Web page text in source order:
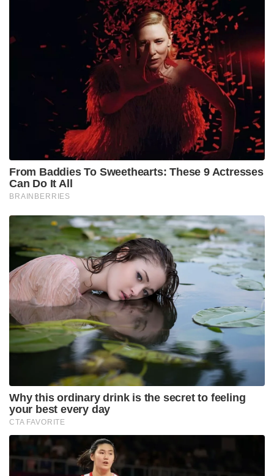
എന്ന് ഭരണകൂടം പറഞ്ഞു .ഈ ചർച്ചകളിലൂടെ
ശാശ്വതമായ വെടിനിർത്തൽ മാത്രമാണ്
സംഭവിച്ചിരിക്കുന്നത്. ഇരുരപക്ഷവും ഒരിക്കലും
സാമാധാനത്തിലേക്ക് അടുത്തിട്ടില്ല എന്ന് വൈറ്റ്
ഹൗസ് പ്രസ് സെക്രട്ടറി കരോലിൻ ലീവിറ്റ്
കൂട്ടിച്ചേർത്തു.
ട്രംപുമായുള്ള ഫോൺ സംഭാഷണത്തിന് ശേഷം,
ഭാഗിക വെടിനിർത്തൽ സംബന്ധിച്ച സാങ്കേതിക
ചർച്ചകൾ ഈ ആഴ്ച സൗദി അറേബ്യയിൽ
നടക്കുമെന്ന് സെലെൻസ്‌കി സ്ഥിരീകരിച്ചു.
എന്നിരുന്നാലും, യുക്രെയ്നിനുള്ള സൈനിക സഹായം
നിർത്തലാക്കുന്നത് ഉൾപ്പെടെയുള്ള വ്യവസ്ഥകളുടെ
ഇതിനെ സെലെൻസ്‌കി ശക്തമായി എതിർത്തു.
റഷ്യൻ സൈന്യം കൈവശപ്പെടുത്തിയിരിക്കുന്ന ഒരു
ഭൂമിയും യുക്രെയ്ൻ ഉപേക്ഷിക്കാൻ തയ്യാറല്ലെന്ന്
സെലെൻസ്‌കി പറഞ്ഞു.
Tags: PUTIN US President Donald Trump[ Zelenskyy